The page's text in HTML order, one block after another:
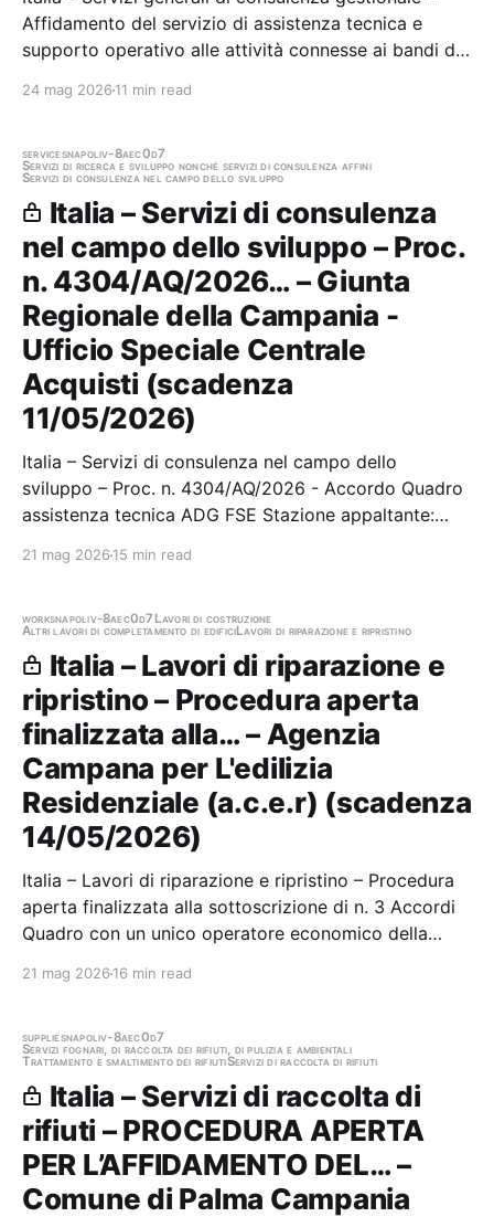
Affidamento del servizio di assistenza tecnica e
supporto operativo alle attività connesse ai bandi di
267/2004, e al bando di concessione di contributi per
24 mag 2026 11 min read
servicesnapoliv-8aec0d7
Servizi di ricerca e sviluppo nonché servizi di consulenza affini
Servizi di consulenza nel campo dello sviluppo
Italia – Servizi di consulenza
nel campo dello sviluppo – Proc.
n. 4304/AQ/2026… – Giunta
Regionale della Campania -
Ufficio Speciale Centrale
Acquisti (scadenza
11/05/2026)
Italia – Servizi di consulenza nel campo dello
sviluppo – Proc. n. 4304/AQ/2026 - Accordo Quadro
assistenza tecnica ADG FSE Stazione appaltante:
Centrale Acquisti Scadenza 11/05/2026 Gara
21 mag 2026 15 min read
worksnapoliv-8aec0d7 Lavori di costruzione
Altri lavori di completamento di edificiLavori di riparazione e ripristino
Italia – Lavori di riparazione e
ripristino – Procedura aperta
finalizzata alla… – Agenzia
Campana per L'edilizia
Residenziale (a.c.e.r) (scadenza
14/05/2026)
Italia – Lavori di riparazione e ripristino – Procedura
aperta finalizzata alla sottoscrizione di n. 3 Accordi
Quadro con un unico operatore economico della
lavori di manutenzione ordinaria e straordinaria opere
21 mag 2026 16 min read
suppliesnapoliv-8aec0d7
Servizi fognari, di raccolta dei rifiuti, di pulizia e ambientali
Trattamento e smaltimento dei rifiutiServizi di raccolta di rifiuti
Italia – Servizi di raccolta di
rifiuti – PROCEDURA APERTA
PER L’AFFIDAMENTO DEL… –
Comune di Palma Campania